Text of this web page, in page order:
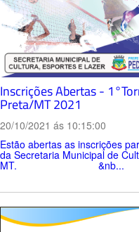
Inscrições Abertas -
Preta/MT 2021
20/10/2021 ás 10:15:00
Estão abertas as inscrições
da Secretaria Municipal de
MT. &nb...